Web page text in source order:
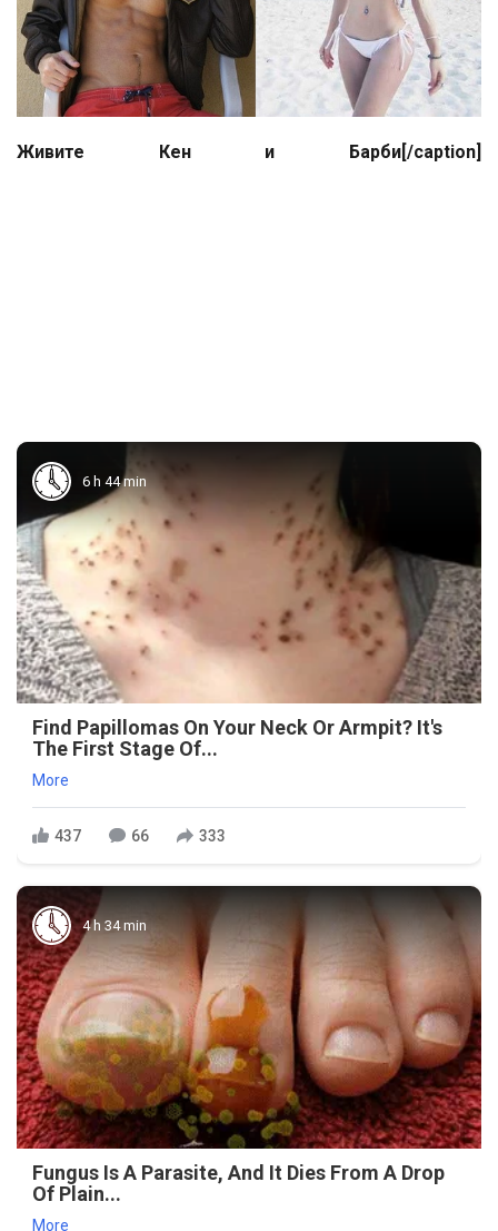
Живите Кен и Барби[/caption]
6 h 44 min
Find Papillomas On Your Neck Or Armpit? It's
The First Stage Of...
More
437 66 333
4 h 34 min
Fungus Is A Parasite, And It Dies From A Drop
Of Plain...
More